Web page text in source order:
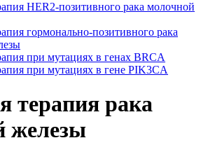
HER2-позитивного рака молочной
гормонально-позитивного рака
при мутациях в генах BRCA
при мутациях в гене PIK3CA
терапия рака
железы